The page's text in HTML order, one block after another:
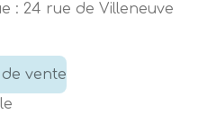
: 24 rue de Villeneuve
vente